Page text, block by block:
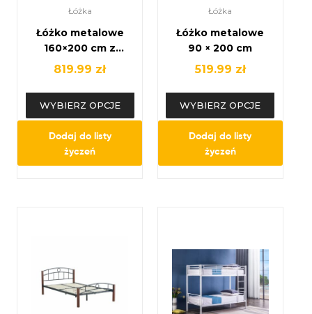
Łóżka
Łóżko metalowe
160×200 cm z
wezgłowiem i
nowoczesne,
czarne lub białe
819.99 zł
WYBIERZ OPCJE
Dodaj do listy
życzeń
Łóżka
Łóżko metalowe
90 × 200 cm
519.99 zł
WYBIERZ OPCJE
Dodaj do listy
życzeń